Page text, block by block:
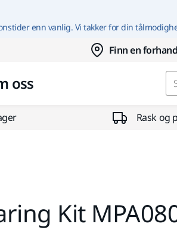
enn vanlig. Vi takker for din
Finn en
oss
Rask og
Kit